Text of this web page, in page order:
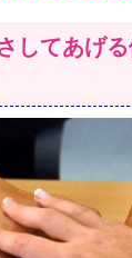
してあげ